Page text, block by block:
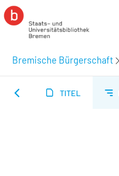
Bremische Bürgerschaft
TITEL